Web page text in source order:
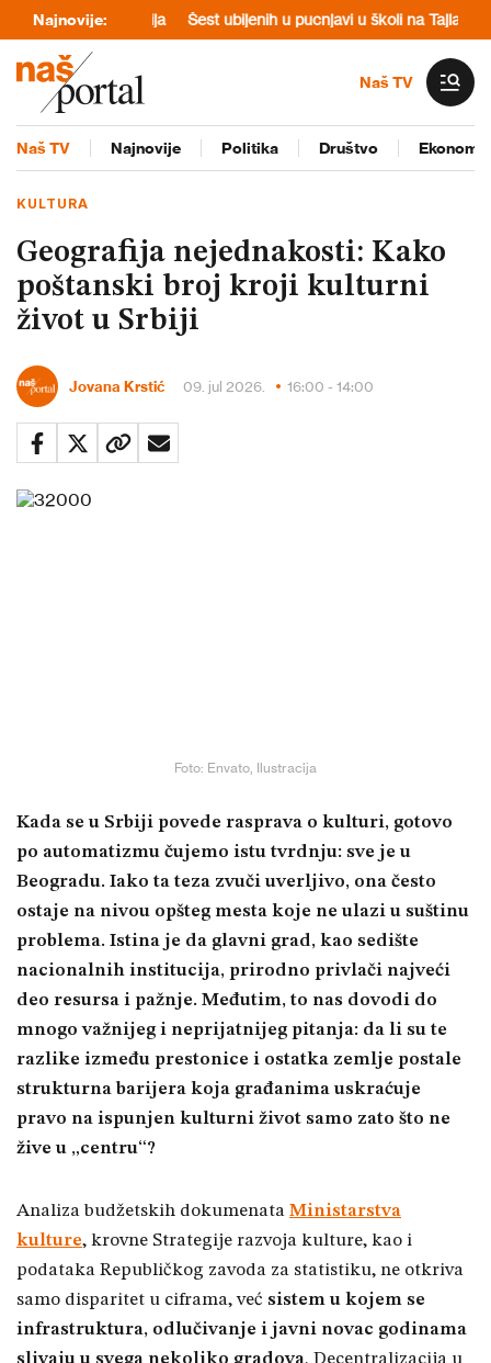
Najnovije:
opozicija Šest ubijenih u pucnjavi u školi na Tajlandu
Naš TV
Naš TV Najnovije Politika Društvo
KULTURA
Geografija nejednakosti: Kako
poštanski broj kroji kulturni
život u Srbiji
Jovana Krstić 09. jul 2026. 16:00 - 14:00
Foto: Envato, Ilustracija
Kada se u Srbiji povede rasprava o kulturi, gotovo
po automatizmu čujemo istu tvrdnju: sve je u
Beogradu. Iako ta teza zvuči uverljivo, ona često
ostaje na nivou opšteg mesta koje ne ulazi u suštinu
problema. Istina je da glavni grad, kao sedište
nacionalnih institucija, prirodno privlači najveći
deo resursa i pažnje. Međutim, to nas dovodi do
mnogo važnijeg i neprijatnijeg pitanja: da li su te
razlike između prestonice i ostatka zemlje postale
strukturna barijera koja građanima uskraćuje
pravo na ispunjen kulturni život samo zato što ne
žive u „centru“?
Analiza budžetskih dokumenata Ministarstva
kulture, krovne Strategije razvoja kulture, kao i
podataka Republičkog zavoda za statistiku, ne otkriva
samo disparitet u ciframa, već sistem u kojem se
infrastruktura, odlučivanje i javni novac godinama
slivaju u svega nekoliko gradova. Decentralizacija u